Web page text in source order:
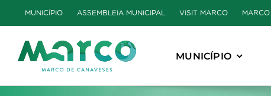
to
content
MUNICÍPIO ASSEMBLEIA MUNICIPAL VISIT MARCO
MUNICÍPIO